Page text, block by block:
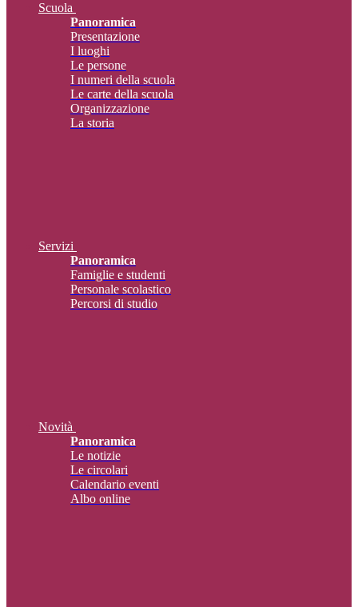
Scuola
Panoramica
Presentazione
I luoghi
Le persone
I numeri della scuola
Le carte della scuola
Organizzazione
La storia
Servizi
Panoramica
Famiglie e studenti
Personale scolastico
Percorsi di studio
Novità
Panoramica
Le notizie
Le circolari
Calendario eventi
Albo online